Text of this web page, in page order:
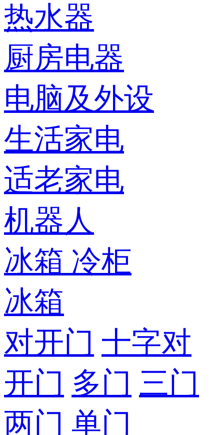
热水器
厨房电器
电脑及外设
生活家电
适老家电
机器人
冰箱 冷柜
冰箱
对开门 十字对
开门 多门 三门
两门 单门